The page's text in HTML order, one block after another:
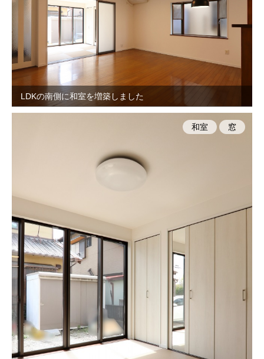
LDKの南側に和室を増築しました
和室 窓